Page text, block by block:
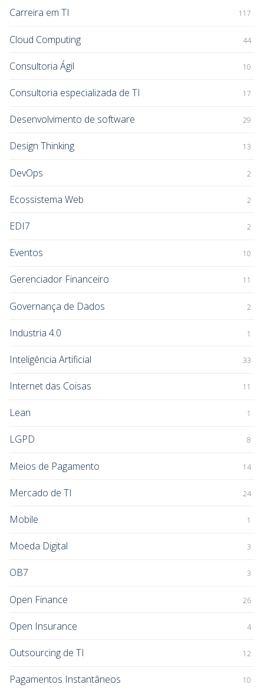
Carreira em TI 117
Cloud Computing 44
Consultoria Ágil 10
Consultoria especializada de TI 17
Desenvolvimento de software 29
Design Thinking 13
DevOps 2
Ecossistema Web 2
EDI7 2
Eventos 10
Gerenciador Financeiro 11
Governança de Dados 2
Industria 4.0 1
Inteligência Artificial 33
Internet das Coisas 11
Lean 1
LGPD 8
Meios de Pagamento 14
Mercado de TI 24
Mobile 1
Moeda Digital 3
OB7 3
Open Finance 26
Open Insurance 4
Outsourcing de TI 12
Pagamentos Instantâneos 10